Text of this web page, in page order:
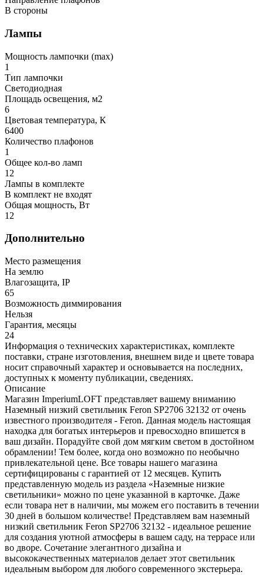
В стороны
Лампы
Мощность лампочки (max)
1
Тип лампочки
Светодиодная
Площадь освещения, м2
6
Цветовая температура, К
6400
Количество плафонов
1
Общее кол-во ламп
12
Лампы в комплекте
В комплект не входят
Общая мощность, Вт
12
Дополнительно
Место размещения
На землю
Влагозащита, IP
65
Возможность диммирования
Нельзя
Гарантия, месяцы
24
Информация о технических характеристиках, комплекте
поставки, стране изготовления, внешнем виде и цвете товара
носит справочный характер и основывается на последних,
доступных к моменту публикации, сведениях.
Описание
Магазин ImperiumLOFT представляет вашему вниманию
Наземный низкий светильник Feron SP2706 32132 от очень
известного производителя - Feron. Данная модель настоящая
находка для богатых интерьеров и превосходно впишется в
ваш дизайн. Порадуйте свой дом мягким светом в достойном
обрамлении! Тем более, когда оно возможно по необычно
привлекательной цене. Все товары нашего магазина
сертифицированы с гарантией от 12 месяцев. Купить
представленную модель из раздела «Наземные низкие
светильники» можно по цене указанной в карточке. Даже
если товара нет в наличии, мы можем его поставить в течении
30 дней в большом количестве! Представляем вам наземный
низкий светильник Feron SP2706 32132 - идеальное решение
для создания уютной атмосферы в вашем саду, на террасе или
во дворе. Сочетание элегантного дизайна и
высококачественных материалов делает этот светильник
идеальным выбором для любого современного экстерьера.